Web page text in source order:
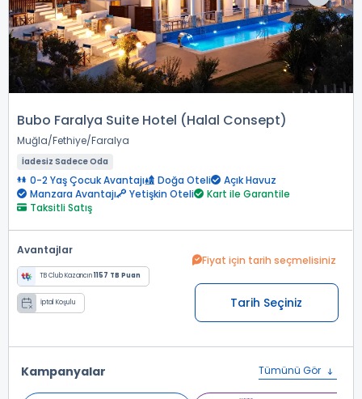
Bubo Faralya Suite Hotel (Halal Consept)
Muğla Fethiye Faralya
İadesiz Sadece Oda
0-2 Yaş Çocuk Avantajı Doğa Oteli
Açık Havuz
Manzara Avantajı
Yetişkin Oteli
Kart ile Garantile
Taksitli Satış
Avantajlar
TB Club Kazancın1157 TB Puan
İptal Koşulu
Fiyat için tarih seçmelisiniz
Tarih Seçiniz
Kampanyalar Tümünü Gör